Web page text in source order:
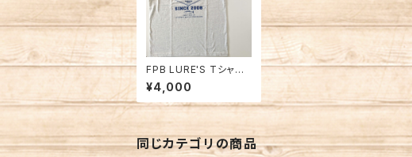
FPB LURE'S Tシャツ2
023 ライトグレー
¥4,000
同じカテゴリの商品